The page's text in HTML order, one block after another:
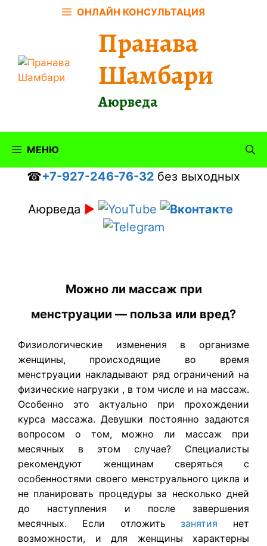
ОНЛАЙН КОНСУЛЬТАЦИЯ
Пранава
Шамбари
Аюрведа
МЕНЮ
☎+7-927-246-76-32 без выходных
Аюрведа ►
Можно ли массаж при
менструации — польза или вред?
Физиологические изменения в организме
женщины, происходящие во время
менструации накладывают ряд ограничений на
физические нагрузки , в том числе и на массаж.
Особенно это актуально при прохождении
курса массажа. Девушки постоянно задаются
вопросом о том, можно ли массаж при
месячных в этом случае? Специалисты
рекомендуют женщинам сверяться с
особенностями своего менструального цикла и
не планировать процедуры за несколько дней
до наступления и после завершения
месячных. Если отложитьзанятия нет
возможности, и для женщины характерны